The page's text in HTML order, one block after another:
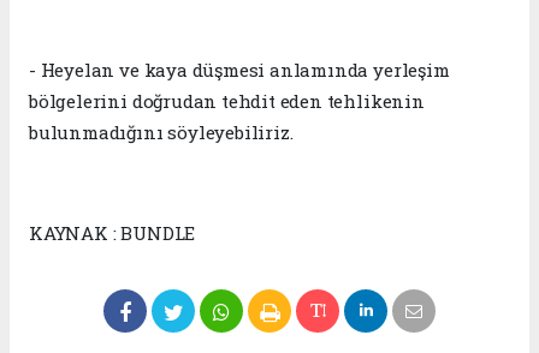
- Heyelan ve kaya düşmesi anlamında yerleşim
bölgelerini doğrudan tehdit eden tehlikenin
bulunmadığını söyleyebiliriz.
KAYNAK : BUNDLE